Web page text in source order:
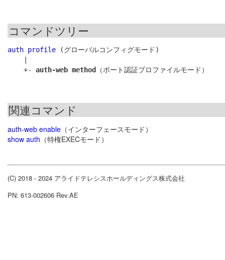
コマンドツリー
auth profile (グローバルコンフィグモード)
    +-
auth-web method
関連コマンド
auth-web enable （インターフェースモード）
show auth （特権EXECモード）
(C) 2018 - 2024 アライドテレシスホールディングス株式会社
PN: 613-002606 Rev.AE